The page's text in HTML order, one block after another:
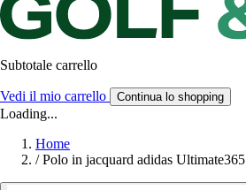
Subtotale carrello
Vedi il mio carrello Continua lo shopping
Loading...
Home
/ Polo in jacquard adidas Ultimate365